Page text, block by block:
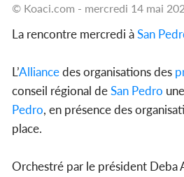
© Koaci.com - mercredi 14 mai
La rencontre mercredi àSan
L’Alliancedes organisations des
conseil régional deSan Pedro
Pedro, en présence des
place.
Orchestré par le président Deba